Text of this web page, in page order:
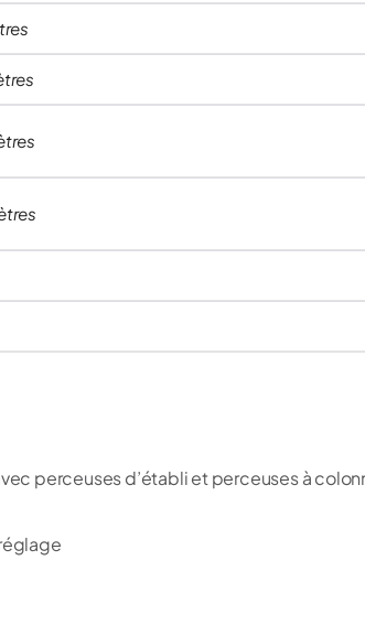
perceuses d’établi et perceuses à